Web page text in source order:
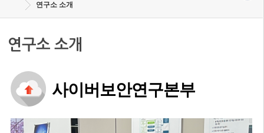
연구소 소개
연구소 소개
사이버보안연구본부